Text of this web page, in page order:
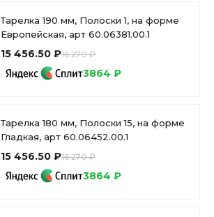
Тарелка 190 мм, Полоски 1, на форме
Европейская, арт 60.06381.00.1
15 456.50 ₽16 270 ₽
3864 ₽
Тарелка 180 мм, Полоски 15, на форме
Гладкая, арт 60.06452.00.1
15 456.50 ₽16 270 ₽
3864 ₽